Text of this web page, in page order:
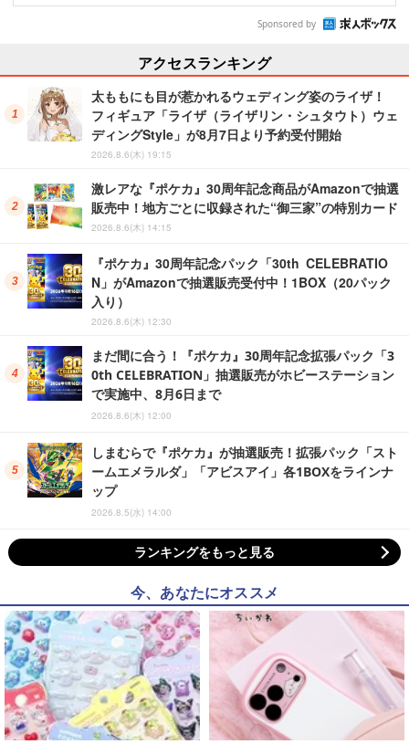
Sponsored by
アクセスランキング
太ももにも目が惹かれるウェディング姿のライザ！
フィギュア「ライザ（ライザリン・シュタウト）ウェ
ディングStyle」が8月7日より予約受付開始
2026.8.6(木) 19:15
激レアな『ポケカ』30周年記念商品がAmazonで抽選
販売中！地方ごとに収録された“御三家”の特別カード
2026.8.6(木) 14:15
『ポケカ』30周年記念パック「30th CELEBRATIO
N」がAmazonで抽選販売受付中！1BOX（20パック
入り）
2026.8.6(木) 12:30
まだ間に合う！『ポケカ』30周年記念拡張パック「3
0th CELEBRATION」抽選販売がホビーステーション
で実施中、8月6日まで
2026.8.6(木) 12:00
しまむらで『ポケカ』が抽選販売！拡張パック「スト
ームエメラルダ」「アビスアイ」各1BOXをラインナ
ップ
2026.8.5(水) 14:00
ランキングをもっと見る
今、あなたにオススメ